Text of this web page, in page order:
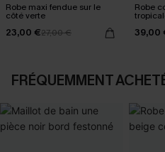
Robe maxi fendue sur le
côté verte
23,00 €27,00 €
Robe
39,00
FRÉQUEMMENT